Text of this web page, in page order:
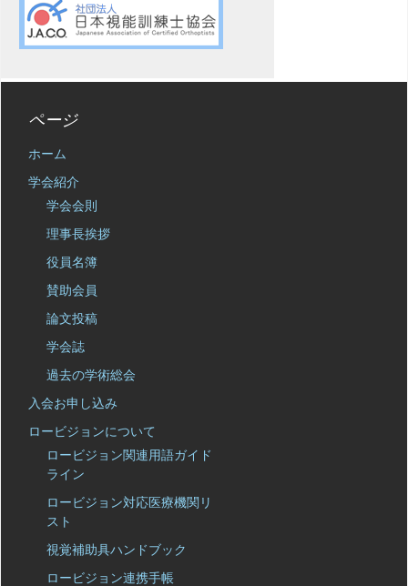
ページ
ホーム
学会紹介
学会会則
理事長挨拶
役員名簿
賛助会員
論文投稿
学会誌
過去の学術総会
入会お申し込み
ロービジョンについて
ロービジョン関連用語ガイド
ライン
ロービジョン対応医療機関リ
スト
視覚補助具ハンドブック
ロービジョン連携手帳